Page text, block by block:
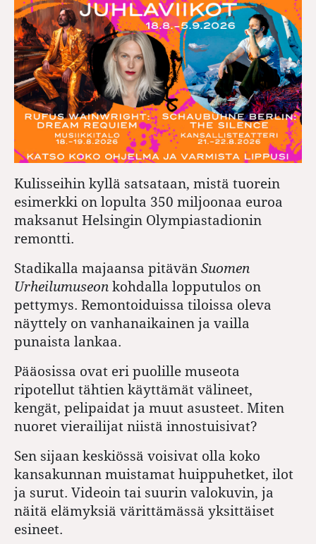
Kulisseihin kyllä satsataan, mistä tuorein
esimerkki on lopulta 350 miljoonaa euroa
maksanut Helsingin Olympiastadionin
remontti.
Stadikalla majaansa pitävän Suomen
Urheilumuseon kohdalla lopputulos on
pettymys. Remontoiduissa tiloissa oleva
näyttely on vanhanaikainen ja vailla
punaista lankaa.
Pääosissa ovat eri puolille museota
ripotellut tähtien käyttämät välineet,
kengät, pelipaidat ja muut asusteet. Miten
nuoret vierailijat niistä innostuisivat?
Sen sijaan keskiössä voisivat olla koko
kansakunnan muistamat huippuhetket, ilot
ja surut. Videoin tai suurin valokuvin, ja
näitä elämyksiä värittämässä yksittäiset
esineet.